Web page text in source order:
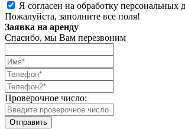
Я согласен на обработку персональных
Пожалуйста, заполните все поля!
Заявка на аренду
Спасибо, мы Вам перезвоним
Проверочное число: